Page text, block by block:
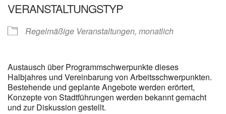
VERANSTALTUNGSTYP
Regelmäßige Veranstaltungen, monatlich
Austausch über Programmschwerpunkte dieses
Halbjahres und Vereinbarung von Arbeitsschwerpunkten.
Bestehende und geplante Angebote werden erörtert,
Konzepte von Stadtführungen werden bekannt gemacht
und zur Diskussion gestellt.